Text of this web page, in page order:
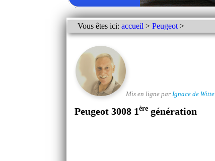
Vous êtes ici: accueil > Peugeot>
Mis en ligne par Ignace de Witte
Peugeot 3008 1 èregénération